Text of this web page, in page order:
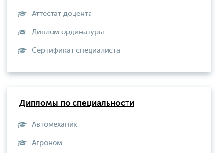
Аттестат доцента
Диплом ординатуры
Сертификат специалиста
Дипломы по специальности
Автомеханик
Агроном